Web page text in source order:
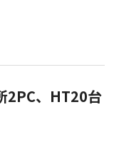
2PC、HT20台